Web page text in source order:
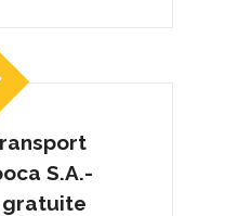
S.A.-
gratuite